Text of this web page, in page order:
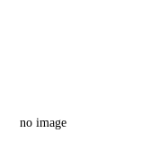
no image